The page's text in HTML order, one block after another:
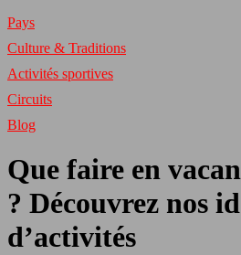
Pays
Culture & Traditions
Activités sportives
Circuits
Blog
Que faire en
? Découvrez nos
d’activités